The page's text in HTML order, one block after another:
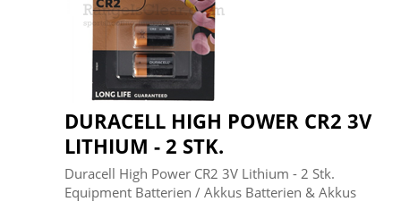
DURACELL HIGH POWER CR2 3V
LITHIUM - 2 STK.
Duracell High Power CR2 3V Lithium - 2 Stk.
Equipment Batterien / Akkus Batterien & Akkus